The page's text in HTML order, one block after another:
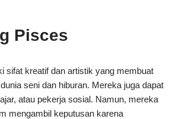
Pisces
sifat kreatif dan artistik yang membuat
seni dan hiburan. Mereka juga dapat
atau pekerja sosial. Namun, mereka
mengambil keputusan karena